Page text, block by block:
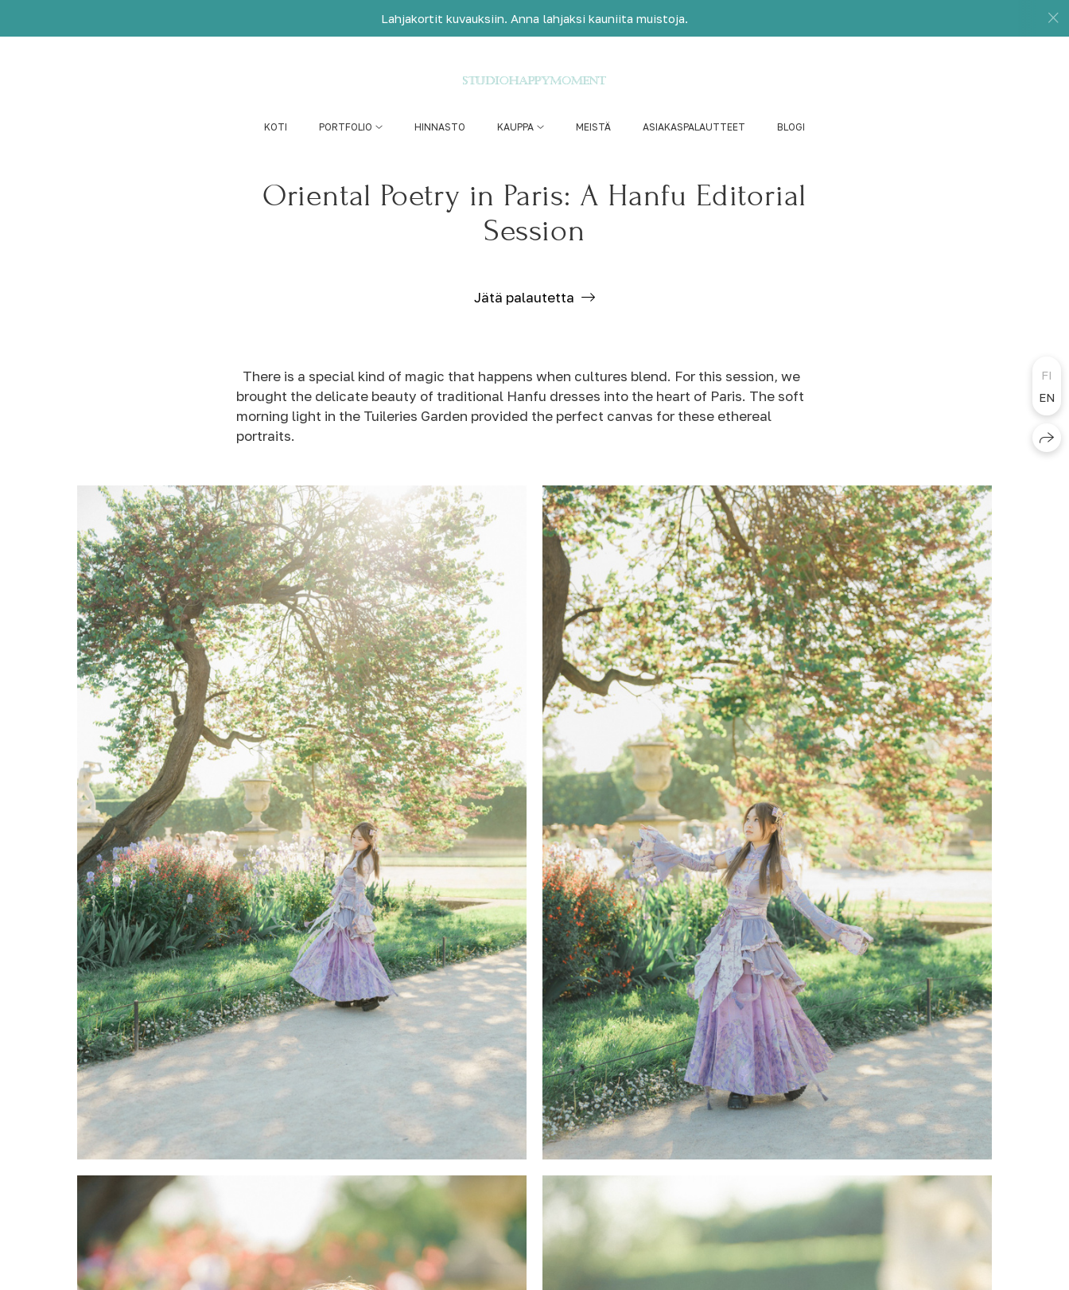
KOTI PORTFOLIO HINNASTO KAUPPA MEISTÄ ASIAKASPALAUTTEET BLOGI
Oriental Poetry in Paris: A Hanfu Editorial
Session
Jätä palautetta
There is a special kind of magic that happens when cultures blend. For this session, we
brought the delicate beauty of traditional Hanfu dresses into the heart of Paris. The soft
morning light in the Tuileries Garden provided the perfect canvas for these ethereal
portraits.
FI
EN
Lahjakortit kuvauksiin. Anna lahjaksi kauniita muistoja.